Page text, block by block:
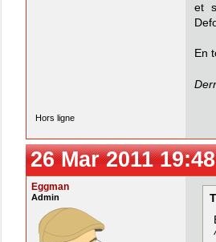
et
En
Hors ligne
26 Mar 2011
Eggman
Admin